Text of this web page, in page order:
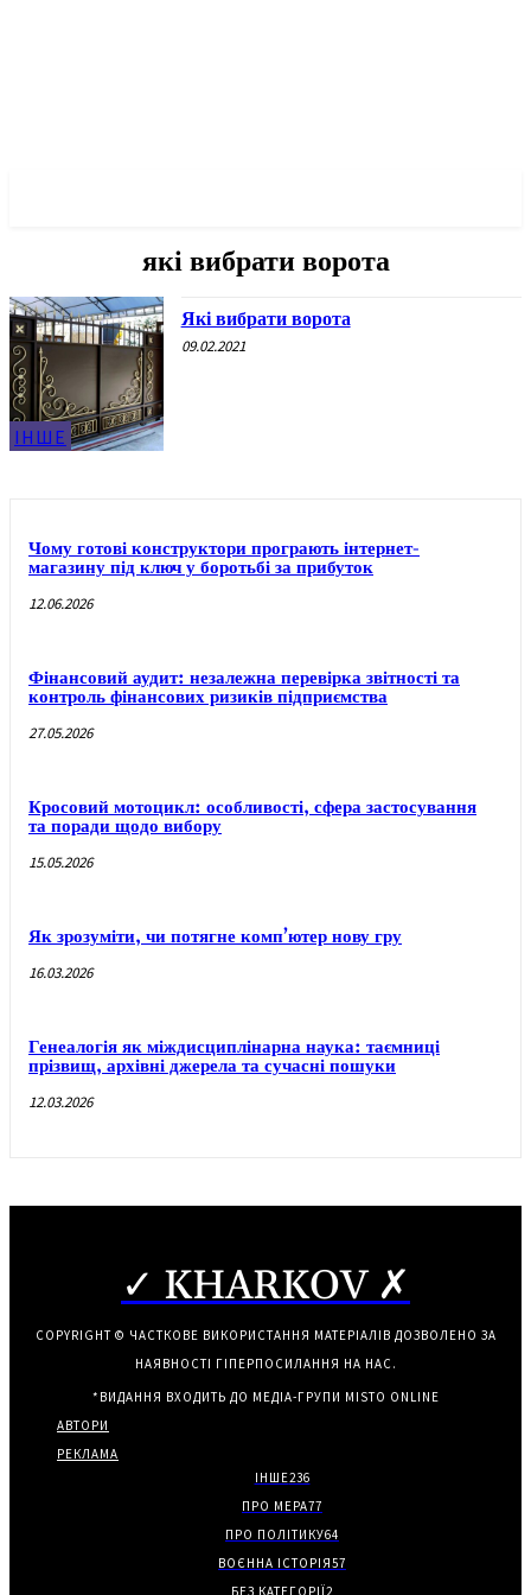
які вибрати ворота
ІНШЕ
Які вибрати ворота
09.02.2021
Чому готові конструктори програють інтернет-
магазину під ключ у боротьбі за прибуток
12.06.2026
Фінансовий аудит: незалежна перевірка звітності та
контроль фінансових ризиків підприємства
27.05.2026
Кросовий мотоцикл: особливості, сфера застосування
та поради щодо вибору
15.05.2026
Як зрозуміти, чи потягне комп’ютер нову гру
16.03.2026
Генеалогія як міждисциплінарна наука: таємниці
прізвищ, архівні джерела та сучасні пошуки
12.03.2026
✓ KHARKOV ✗
COPYRIGHT © ЧАСТКОВЕ ВИКОРИСТАННЯ МАТЕРІАЛІВ ДОЗВОЛЕНО ЗА
НАЯВНОСТІ ГІПЕРПОСИЛАННЯ НА НАС.
*ВИДАННЯ ВХОДИТЬ ДО МЕДІА-ГРУПИ MISTO ONLINE
АВТОРИ
РЕКЛАМА
ІНШЕ236
ПРО МЕРА77
ПРО ПОЛІТИКУ64
ВОЄННА ІСТОРІЯ57
БЕЗ КАТЕГОРІЇ2